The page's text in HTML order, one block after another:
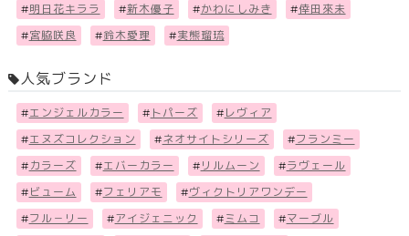
#明日花キララ #新木優子 #かわにしみき #倖田來未
#宮脇咲良 #鈴木愛理 #実熊瑠琉
人気ブランド
#エンジェルカラー # トパーズ # レヴィア
#エヌズコレクション #ネオサイトシリーズ #フランミー
# カラーズ #エバーカラー # リルムーン #ラヴェール
# ビューム #フェリアモ #ヴィクトリアワンデー
#フル－リー #アイジェニック # ミムコ #マーブル